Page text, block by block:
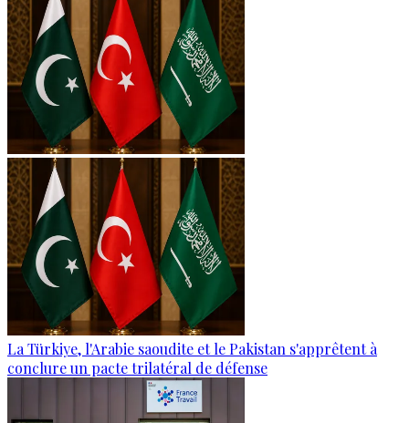
La Türkiye, l'Arabie saoudite et le Pakistan s'apprêtent à
conclure un pacte trilatéral de défense